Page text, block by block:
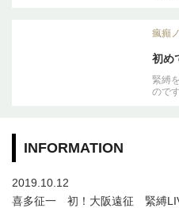
瘋癲
初め
緊縛
ので
INFORMATION
2019.10.12
喜多征一 初！大阪遠征 緊縛